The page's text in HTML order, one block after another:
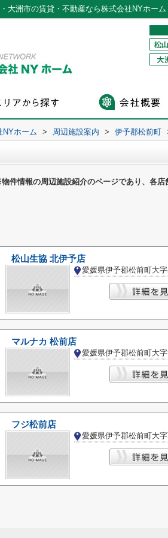
大洲市の賃貸・不動産なら株式会社NYホーム
NYホーム > 周辺施設案内 > 伊予郡松前町
件情報の周辺施設紹介のページであり、各店
松山生協 北伊予店
愛媛県伊予郡松前町大
マルナカ 松前店
愛媛県伊予郡松前町大
フジ松前店
愛媛県伊予郡松前町大